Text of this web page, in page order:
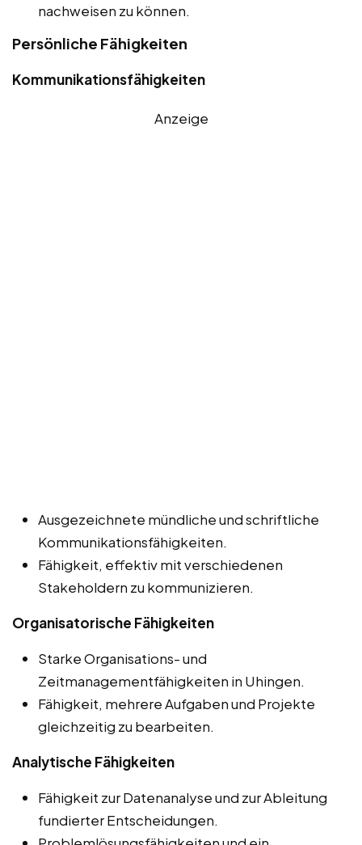
nachweisen zu können.
Persönliche Fähigkeiten
Kommunikationsfähigkeiten
Anzeige
Ausgezeichnete mündliche und schriftliche
Kommunikationsfähigkeiten.
Fähigkeit, effektiv mit verschiedenen
Stakeholdern zu kommunizieren.
Organisatorische Fähigkeiten
Starke Organisations- und
Zeitmanagementfähigkeiten in Uhingen.
Fähigkeit, mehrere Aufgaben und Projekte
gleichzeitig zu bearbeiten.
Analytische Fähigkeiten
Fähigkeit zur Datenanalyse und zur Ableitung
fundierter Entscheidungen.